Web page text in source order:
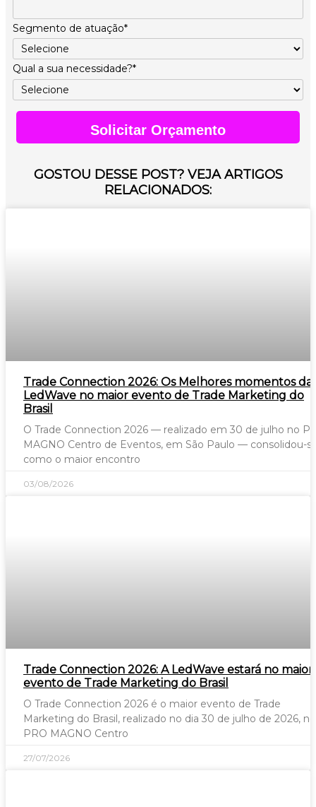
Segmento de atuação*
Qual a sua necessidade?*
Solicitar Orçamento
GOSTOU DESSE POST? VEJA ARTIGOS
RELACIONADOS:
Trade Connection 2026: Os Melhores momentos da
LedWave no maior evento de Trade Marketing do
Brasil
O Trade Connection 2026 — realizado em 30 de julho no
MAGNO Centro de Eventos, em São Paulo — consolidou-
como o maior encontro
03/08/2026
Trade Connection 2026: A LedWave estará no maior
evento de Trade Marketing do Brasil
O Trade Connection 2026 é o maior evento de Trade
Marketing do Brasil, realizado no dia 30 de julho de 2026, no
PRO MAGNO Centro
27/07/2026